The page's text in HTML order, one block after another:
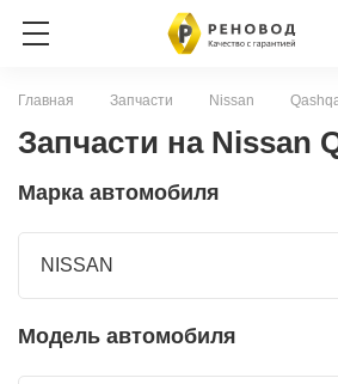
Главная Запчасти Nissan
Запчасти на Nissan
Марка автомобиля
NISSAN
Модель автомобиля
СЕРВИСНАЯ КНИГА
RENAULT